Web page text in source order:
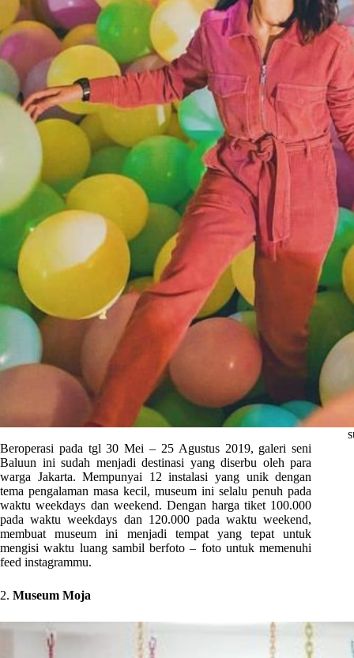
Beroperasi pada tgl 30 Mei – 25 Agustus 2019, galeri seni
Baluun ini sudah menjadi destinasi yang diserbu oleh para
warga Jakarta. Mempunyai 12 instalasi yang unik dengan
tema pengalaman masa kecil, museum ini selalu penuh pada
waktu weekdays dan weekend. Dengan harga tiket 100.000
pada waktu weekdays dan 120.000 pada waktu weekend,
membuat museum ini menjadi tempat yang tepat untuk
mengisi waktu luang sambil berfoto – foto untuk memenuhi
feed instagrammu.
2. Museum Moja